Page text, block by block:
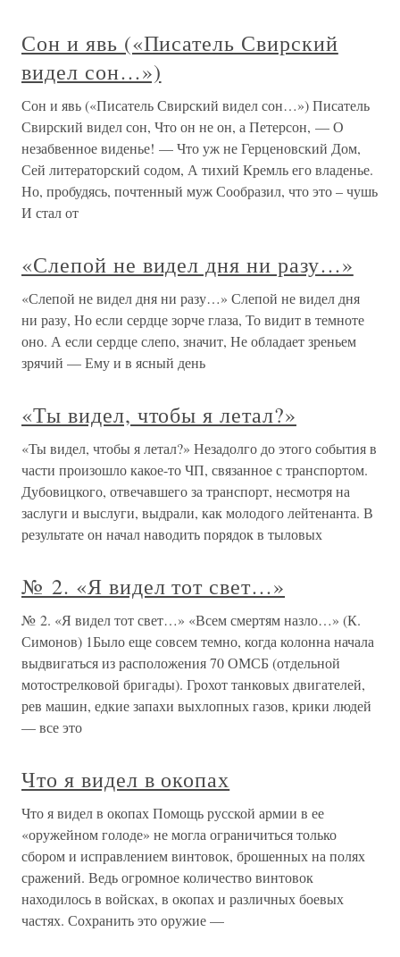
Сон и явь («Писатель Свирский
видел сон…»)
Сон и явь («Писатель Свирский видел сон…») Писатель
Свирский видел сон, Что он не он, а Петерсон, — О
незабвенное виденье! — Что уж не Герценовский Дом,
Сей литераторский содом, А тихий Кремль его владенье.
Но, пробудясь, почтенный муж Сообразил, что это – чушь
И стал от
«Слепой не видел дня ни разу…»
«Слепой не видел дня ни разу…» Слепой не видел дня
ни разу, Но если сердце зорче глаза, То видит в темноте
оно. А если сердце слепо, значит, Не обладает зреньем
зрячий — Ему и в ясный день
«Ты видел, чтобы я летал?»
«Ты видел, чтобы я летал?» Незадолго до этого события в
части произошло какое-то ЧП, связанное с транспортом.
Дубовицкого, отвечавшего за транспорт, несмотря на
заслуги и выслуги, выдрали, как молодого лейтенанта. В
результате он начал наводить порядок в тыловых
№ 2. «Я видел тот свет…»
№ 2. «Я видел тот свет…» «Всем смертям назло…» (К.
Симонов) 1Было еще совсем темно, когда колонна начала
выдвигаться из расположения 70 ОМСБ (отдельной
мотострелковой бригады). Грохот танковых двигателей,
рев машин, едкие запахи выхлопных газов, крики людей
— все это
Что я видел в окопах
Что я видел в окопах Помощь русской армии в ее
«оружейном голоде» не могла ограничиться только
сбором и исправлением винтовок, брошенных на полях
сражений. Ведь огромное количество винтовок
находилось в войсках, в окопах и различных боевых
частях. Сохранить это оружие —